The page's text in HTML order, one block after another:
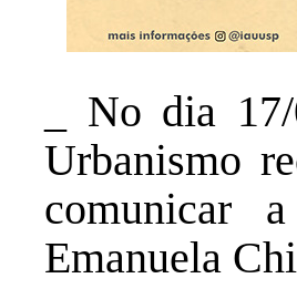
No dia
Urbanismo
comunicar
Emanuela